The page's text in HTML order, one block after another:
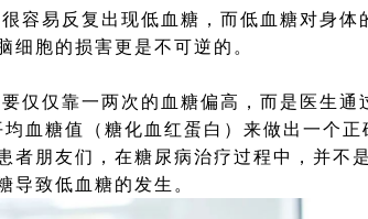
容易反复出现低血糖，而低血糖对身体
细胞的损害更是不可逆的。
仅靠一两次的血糖偏高，而是医生通
血糖值（糖化血红蛋白）来做出一个正
者朋友们，在糖尿病治疗过程中，并不
导致低血糖的发生。